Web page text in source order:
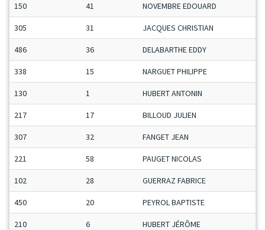
150 41 NOVEMBRE EDOUARD
305 31 JACQUES CHRISTIAN
486 36 DELABARTHE EDDY
338 15 NARGUET PHILIPPE
130 1 HUBERT ANTONIN
217 17 BILLOUD JULIEN
307 32 FANGET JEAN
221 58 PAUGET NICOLAS
102 28 GUERRAZ FABRICE
450 20 PEYROL BAPTISTE
210 6 HUBERT JÉRÔME